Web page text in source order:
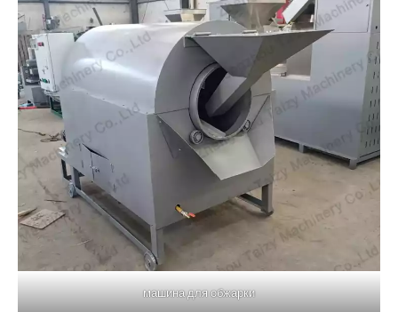
машина для обжарки